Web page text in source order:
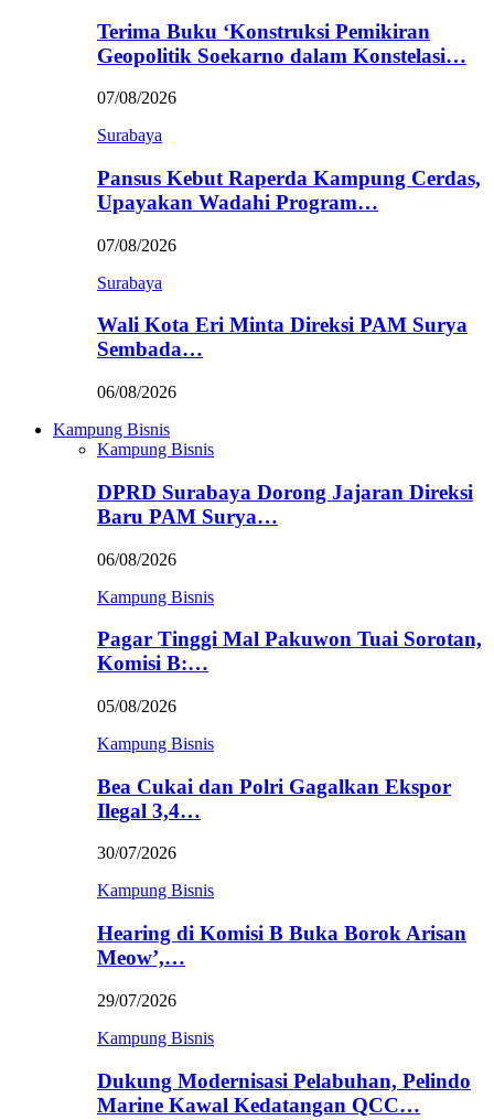
Terima Buku ‘Konstruksi Pemikiran
Geopolitik Soekarno dalam Konstelasi…
07/08/2026
Surabaya
Pansus Kebut Raperda Kampung Cerdas,
Upayakan Wadahi Program…
07/08/2026
Surabaya
Wali Kota Eri Minta Direksi PAM Surya
Sembada…
06/08/2026
Kampung Bisnis
Kampung Bisnis
DPRD Surabaya Dorong Jajaran Direksi
Baru PAM Surya…
06/08/2026
Kampung Bisnis
Pagar Tinggi Mal Pakuwon Tuai Sorotan,
Komisi B:…
05/08/2026
Kampung Bisnis
Bea Cukai dan Polri Gagalkan Ekspor
Ilegal 3,4…
30/07/2026
Kampung Bisnis
Hearing di Komisi B Buka Borok Arisan
Meow’,…
29/07/2026
Kampung Bisnis
Dukung Modernisasi Pelabuhan, Pelindo
Marine Kawal Kedatangan QCC…